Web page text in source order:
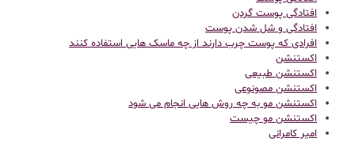
افتادگی پوست گردن
افتادگی و شل شدن پوست
افرادی که پوست چرب دارند از چه ماسک هایی استفاده کنند
اکستنشن
اکستنشن طبیعی
اکستنشن مصونوعی
اکستنشن مو به چه روش هایی انجام می شود
اکستنشن مو چیست
امیر کامرانی